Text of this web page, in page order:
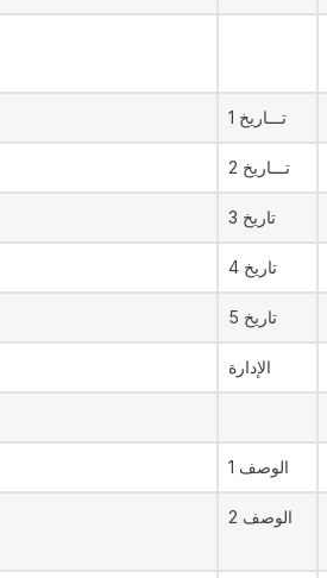
تـــاريخ 1
تـــاريخ 2
تاريخ 3
تاريخ 4
تاريخ 5
الإدارة
الوصف 1
الوصف 2